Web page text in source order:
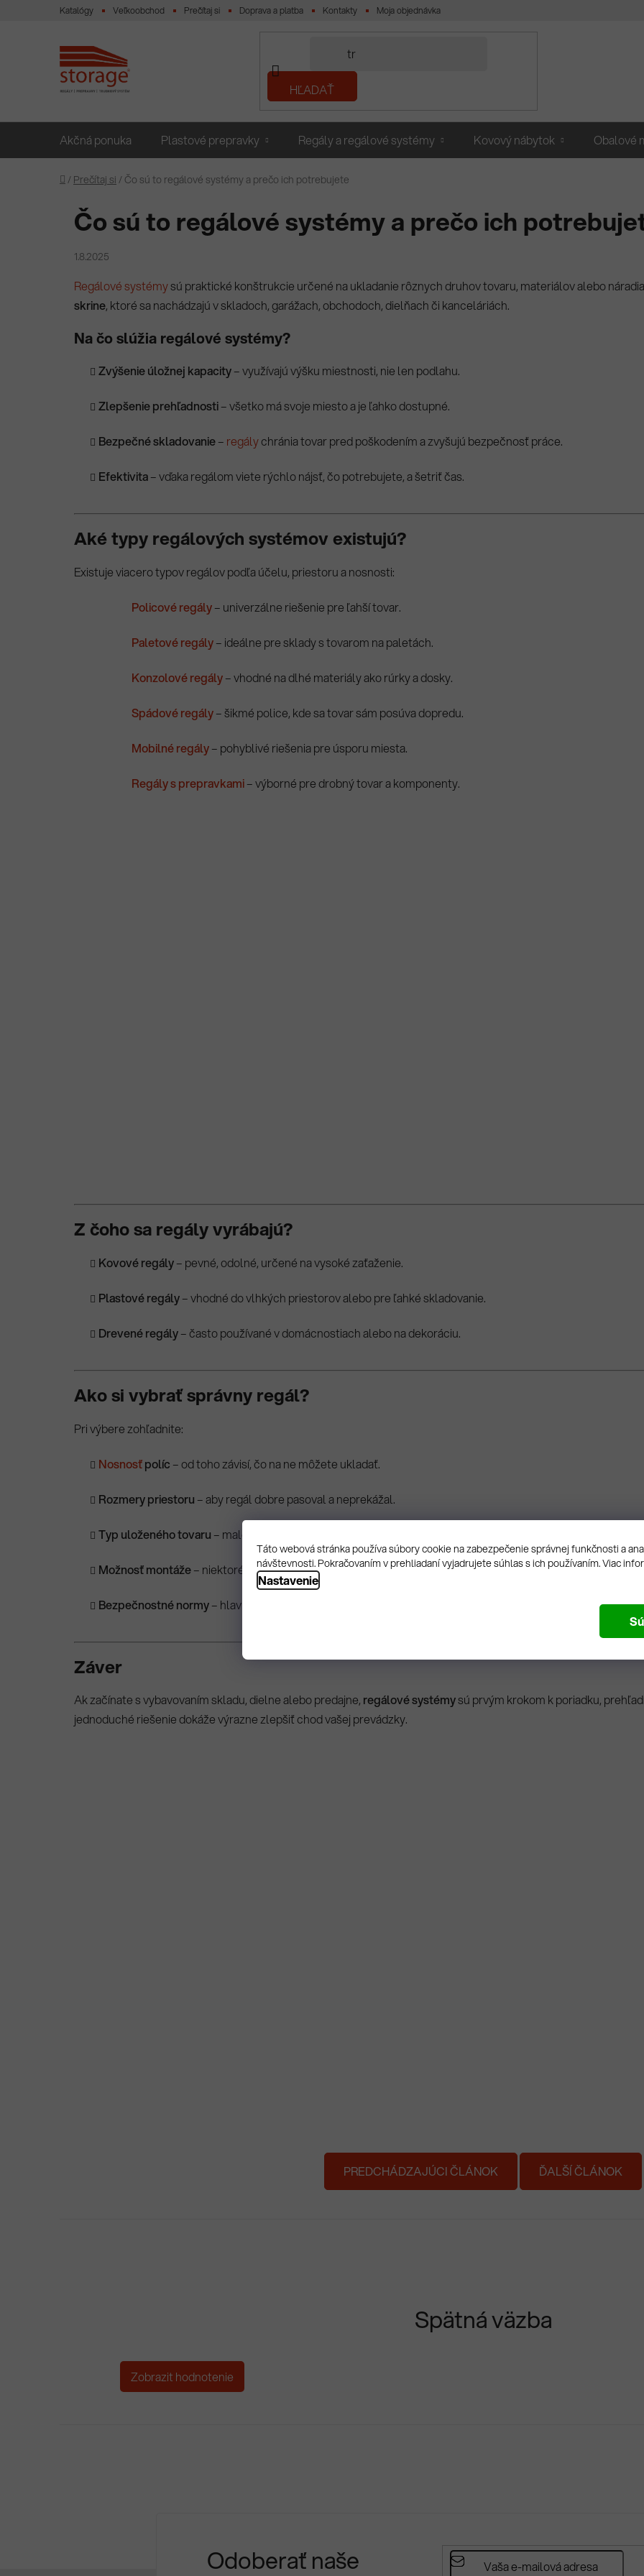
Táto webová stránka používa súbory cookie na zabezpečenie správnej funkčnosti a
návštevnosti. Pokračovaním v prehliadaní vyjadrujete súhlas s ich používaním. Viac
Nastavenie
Katalógy Veľkoobchod Prečítaj si Doprava a platba Kontakty Moja objednávka
HĽADAŤ
Akčná ponuka Plastové prepravky Regály a regálové systémy Kovový nábytok Obalové
Domov
/ Prečítaj si / Čo sú to regálové systémy a prečo ich potrebujete
Čo sú to regálové systémy a prečo ich
1.8.2025
Regálové systémysú praktické konštrukcie určené na ukladanie rôznych druhov tovaru, materiálov alebo
skrine, ktoré sa nachádzajú v skladoch, garážach, obchodoch, dielňach či kanceláriách.
Na čo slúžia regálové systémy?
Zvýšenie úložnej kapacity– využívajú výšku miestnosti, nie len podlahu.
Zlepšenie prehľadnosti– všetko má svoje miesto a je ľahko dostupné.
Bezpečné skladovanie– regálychránia tovar pred poškodením a zvyšujú bezpečnosť práce.
Efektivita– vďaka regálom viete rýchlo nájsť, čo potrebujete, a šetriť čas.
Aké typy regálových systémov existujú?
Existuje viacero typov regálov podľa účelu, priestoru a nosnosti:
Policové regály– univerzálne riešenie pre ľahší tovar.
Paletové regály– ideálne pre sklady s tovarom na paletách.
Konzolové regály– vhodné na dlhé materiály ako rúrky a dosky.
Spádové regály– šikmé police, kde sa tovar sám posúva dopredu.
Mobilné regály– pohyblivé riešenia pre úsporu miesta.
Regály s prepravkami– výborné pre drobný tovar a komponenty.
Z čoho sa regály vyrábajú?
Kovové regály– pevné, odolné, určené na vysoké zaťaženie.
Plastové regály– vhodné do vlhkých priestorov alebo pre ľahké skladovanie.
Drevené regály– často používané v domácnostiach alebo na dekoráciu.
Ako si vybrať správny regál?
Pri výbere zohľadnite:
Nosnosťpolíc – od toho závisí, čo na ne môžete ukladať.
Rozmery priestoru – aby regál dobre pasoval a neprekážal.
Typ uloženého tovaru – malé veci, palety, dlhé profily, atď.
Možnosť montáže– niektoré regály si ľahko zložíte sami, iné vyžadujú odbornú montáž.
Bezpečnostné normy– hlavne vo firemných skladoch je dôležité dodržiavať legislatívne požiadavky a
Záver
Ak začínate s vybavovaním skladu, dielne alebo predajne, regálové systémysú prvým krokom k poriadku,
jednoduché riešenie dokáže výrazne zlepšiť chod vašej prevádzky.
PREDCHÁDZAJÚCI ČLÁNOK ĎALŠÍ ČLÁNOK
Spätná väzba
Zobrazit hodnotenie
Odoberať naše